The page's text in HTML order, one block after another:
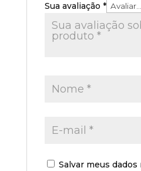
Sua avaliação *
Salvar meus